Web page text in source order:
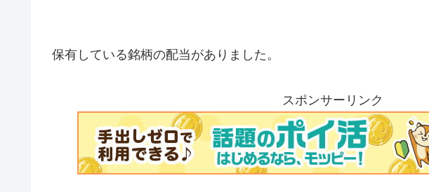
保有している銘柄の配当がありました。
スポンサーリンク